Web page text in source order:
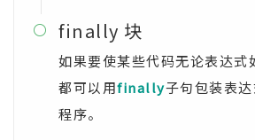
 finally 块
如果要使某些代码无论表达式
都可以用finally子句包装表
程序。